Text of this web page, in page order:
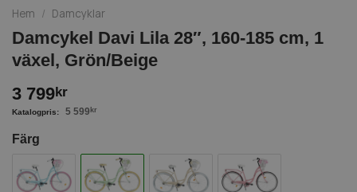
Hem / Damcyklar
Damcykel Davi Lila 28″, 160-185 cm, 1
växel, Grön/Beige
3 799kr
5 599 kr
Färg